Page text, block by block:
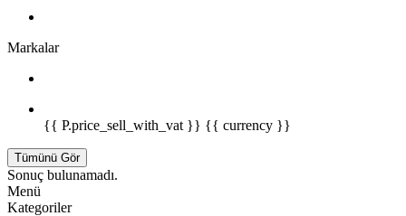
Markalar
{{ P.price_sell_with_vat }} {{ currency }}
Tümünü Gör
Sonuç bulunamadı.
Menü
Kategoriler